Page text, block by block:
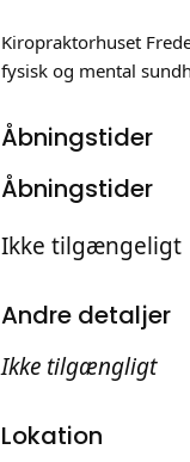
Kiropraktorhuset
fysisk og mental
Åbningstider
Åbningstider
Ikke tilgængeligt
Andre detaljer
Ikke tilgængligt
Lokation